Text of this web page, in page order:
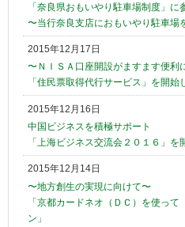
「奈良県おもいやり駐車場制度」に
〜当行奈良支店におもいやり駐車場
2015年12月17日
〜ＮＩＳＡ口座開設がますます便利
「住民票取得代行サービス」を開始
2015年12月16日
中国ビジネスを積極サポート
「上海ビジネス交流会２０１６」を
2015年12月14日
〜地方創生の実現に向けて〜
「京都カードネオ（ＤＣ）を使っ
ン」